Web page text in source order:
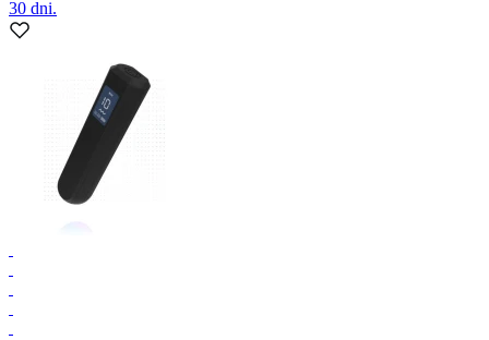
30 dni.